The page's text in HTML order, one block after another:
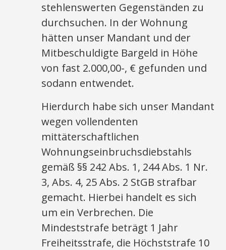
stehlenswerten Gegenständen zu
durchsuchen. In der Wohnung
hätten unser Mandant und der
Mitbeschuldigte Bargeld in Höhe
von fast 2.000,00-, € gefunden und
sodann entwendet.
Hierdurch habe sich unser Mandant
wegen vollendenten
mittäterschaftlichen
Wohnungseinbruchsdiebstahls
gemäß §§ 242 Abs. 1, 244 Abs. 1 Nr.
3, Abs. 4, 25 Abs. 2 StGB strafbar
gemacht. Hierbei handelt es sich
um ein Verbrechen. Die
Mindeststrafe beträgt 1 Jahr
Freiheitsstrafe, die Höchststrafe 10